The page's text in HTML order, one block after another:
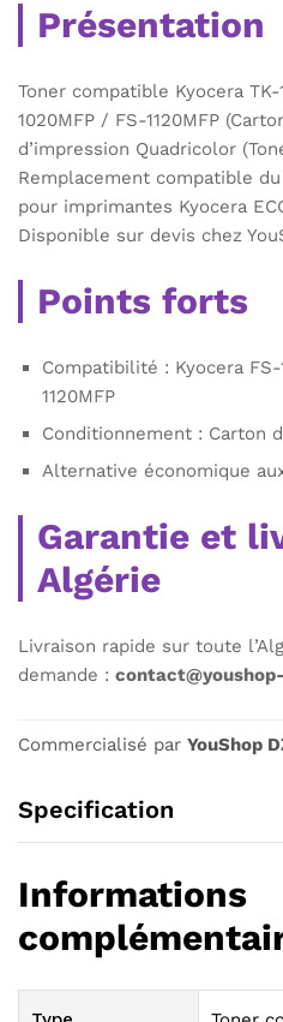
Présentation
Toner compatible Kyocera
1020MFP / FS-1120MFP
d’impression Quadricolor
Remplacement compatible du
pour imprimantes Kyocera
Disponible sur devis chez
Points forts
Compatibilité : Kyocera FS-
1120MFP
Conditionnement : Carton
Alternative économique
Garantie et
Algérie
Livraison rapide sur toute
demande :
Commercialisé par YouShop
Specification
Informations